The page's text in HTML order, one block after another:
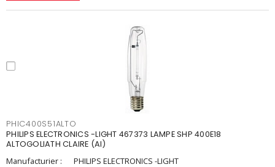
PHIC400S51ALTO
PHILIPS ELECTRONICS -LIGHT 467373 LAMPE SHP 400E18
ALTOGOLIATH CLAIRE (AI)
Manufacturier :
PHILIPS ELECTRONICS -LIGHT